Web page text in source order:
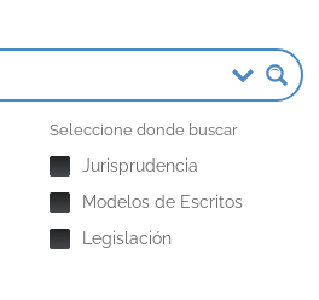
Seleccione donde buscar
Jurisprudencia
Modelos de Escritos
Legislación